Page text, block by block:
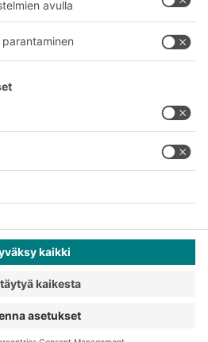
LOUISINTERNET
ja kaupan edustajille ja
ja kaupalliseen käyttöön.